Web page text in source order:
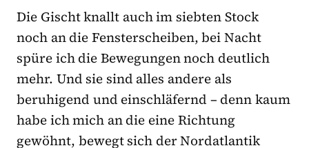
Die Gischt knallt auch im siebten Stock
noch an die Fensterscheiben, bei Nacht
spüre ich die Bewegungen noch deutlich
mehr. Und sie sind alles andere als
beruhigend und einschläfernd – denn kaum
habe ich mich an die eine Richtung
gewöhnt, bewegt sich der Nordatlantik